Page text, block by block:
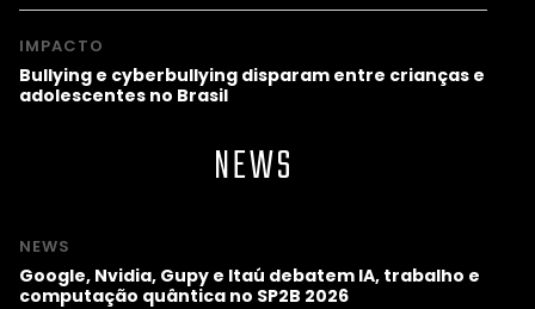
IMPACTO
Bullying e cyberbullying disparam entre crianças e
adolescentes no Brasil
NEWS
NEWS
Google, Nvidia, Gupy e Itaú debatem IA, trabalho e
computação quântica no SP2B 2026